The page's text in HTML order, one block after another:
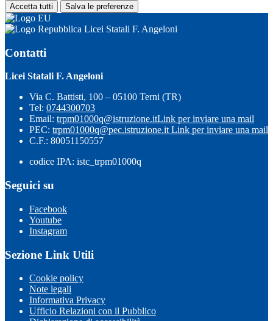
Accetta tutti Salva le preferenze
Licei Statali F. Angeloni
Contatti
Licei Statali F. Angeloni
Via C. Battisti, 100 – 05100 Terni (TR)
Tel: 0744300703
Email: trpm01000q@istruzione.itLink per inviare una mail
PEC: trpm01000q@pec.istruzione.it Link per inviare una mail
C.F.: 80051150557
codice IPA: istc_trpm01000q
Seguici su
Facebook
Youtube
Instagram
Sezione Link Utili
Cookie policy
Note legali
Informativa Privacy
Ufficio Relazioni con il Pubblico